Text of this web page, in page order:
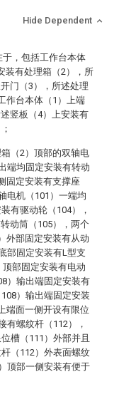
Hide Dependent
，包括工作台本体
装有处理箱（2），所
门（3），所述处理
作台本体（1）上端
竖板（4）上安装有
（2）顶部的双轴电
端均固定安装有转动
固定安装有支撑座
电机（101）一端均
有驱动轮（104），
动筒（105），两个
外部固定安装有从动
部固定安装有L型支
部固定安装有电动
）输出端固定安装有
）输出端固定安装
端面一侧开设有限位
有螺纹杆（112），
槽（111）外部并且
（112）外表面螺纹
顶部一侧安装有便于